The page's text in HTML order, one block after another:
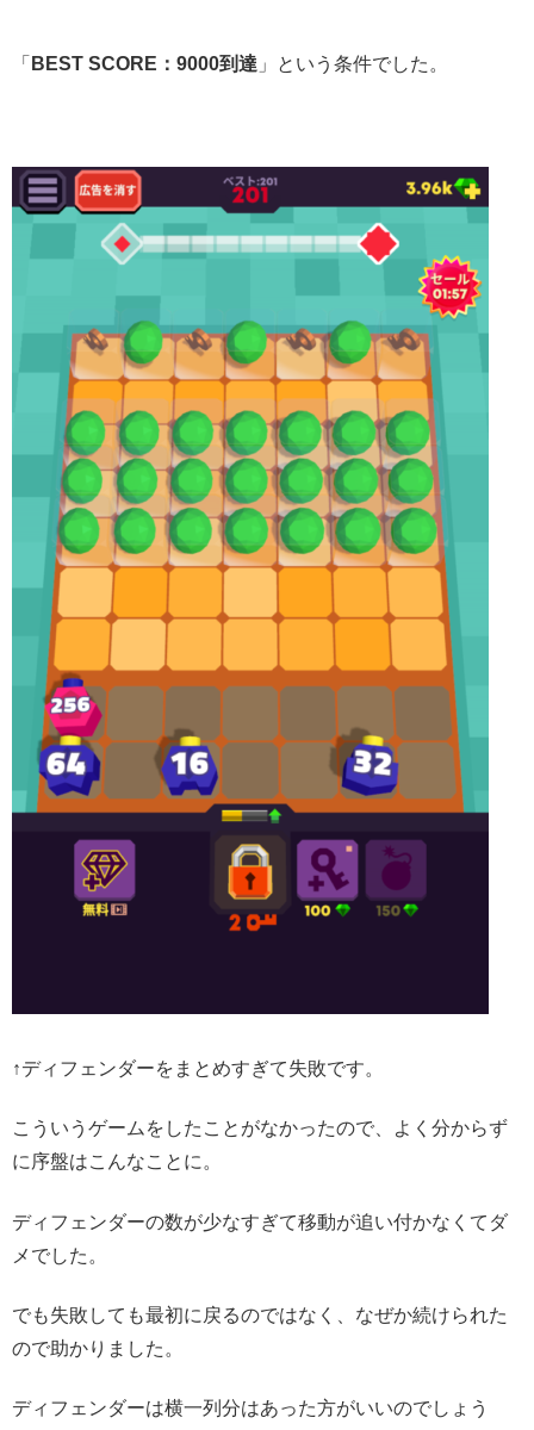
「 BEST SCORE：9000到達 」という条件でした。
↑ディフェンダーをまとめすぎて失敗です。
こういうゲームをしたことがなかったので、よく分からず
に序盤はこんなことに。
ディフェンダーの数が少なすぎて移動が追い付かなくてダ
メでした。
でも失敗しても最初に戻るのではなく、なぜか続けられた
ので助かりました。
ディフェンダーは横一列分はあった方がいいのでしょう